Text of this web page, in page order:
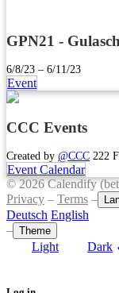
GPN21 -
6/8/23 – 6/11/23
Event
CCC Events
Created by @CCC 222
Event Calendar
© 2026 Calendify
Privacy – Terms –
Deutsch English
– Theme
Light Dark